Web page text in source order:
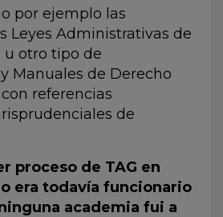
por ejemplo las
Leyes Administrativas de
u otro tipo de
Manuales de Derecho
referencias
de
proceso de TAG en
era todavía funcionario
academia fui a